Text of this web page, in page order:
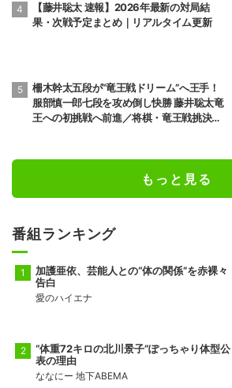
【藤井聡太 速報】2026年最新の対局結
果・次戦予定まとめ｜リアルタイム更新
柵木幹太五段が“竜王戦ドリーム”へ王手！
服部慎一郎七段を攻め倒し快勝 藤井聡太竜
王への初挑戦へ前進／将棋・竜王戦挑決第1
もっと見る
番組ランキング
加護亜依、芸能人との“体の関係”を赤裸々
告白
愛のハイエナ
“体重72キロの北川景子”ぽっちゃり体型公
表の理由
ななにー 地下ABEMA